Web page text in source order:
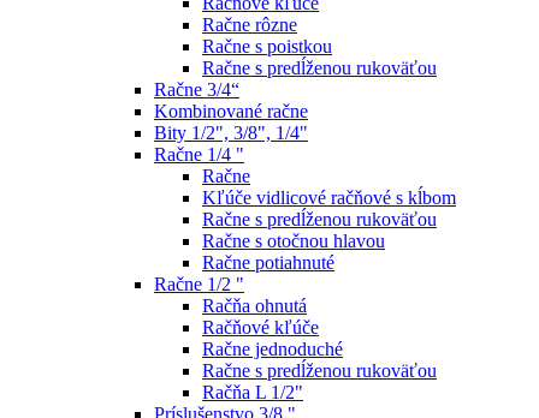
Račne rôzne
Račne s poistkou
Račne s predĺženou rukoväťou
Račne 3/4“
Kombinované račne
Bity 1/2", 3/8", 1/4"
Račne 1/4 "
Račne
Kľúče vidlicové račňové s kĺbom
Račne s predĺženou rukoväťou
Račne s otočnou hlavou
Račne potiahnuté
Račne 1/2 "
Račňa ohnutá
Račňové kľúče
Račne jednoduché
Račne s predĺženou rukoväťou
Račňa L 1/2"
Príslušenstvo 3/8 "